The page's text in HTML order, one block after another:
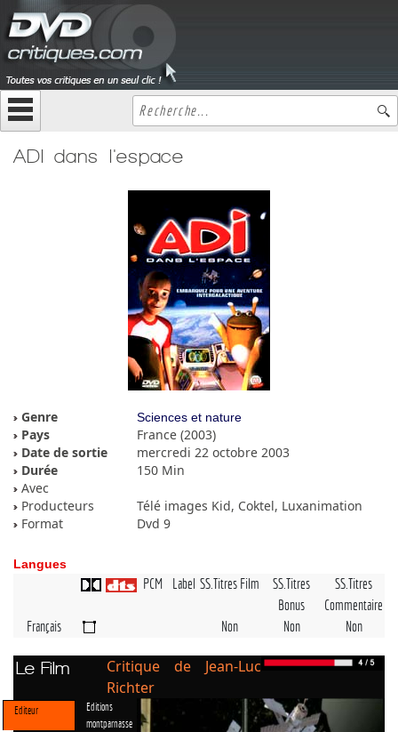
ADI dans l'espace
Genre Sciences et nature
Pays
France (2003)
Date de sortie
mercredi 22 octobre 2003
Durée
150 Min
Avec
Producteurs
Télé images Kid, Coktel, Luxanimation
Format
Dvd 9
Langues
PCM Label SS.Titres Film
SS.Titres
Bonus
SS.Titres
Commentaire
Français
Non Non Non
Le Film
Critique de Jean-Luc
Richter
Editeur
Editions
montparnasse